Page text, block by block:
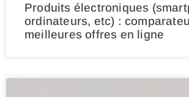
Produits électroniques
ordinateurs, etc) :
meilleures offres en ligne